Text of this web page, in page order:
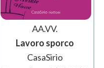
AA.VV.
Lavoro sporco
CasaSirio